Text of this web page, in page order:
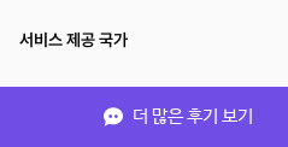
더 많은 후기 보기
서비스 제공 국가
(주)NSPACE 사업자정보